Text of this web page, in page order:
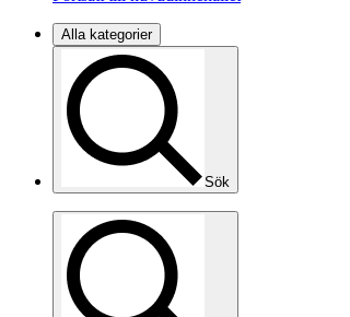
Alla kategorier
Sök